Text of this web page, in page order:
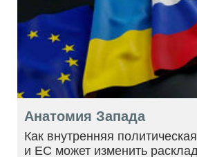
Анатомия Запада
Как внутренняя
и ЕС может изменить